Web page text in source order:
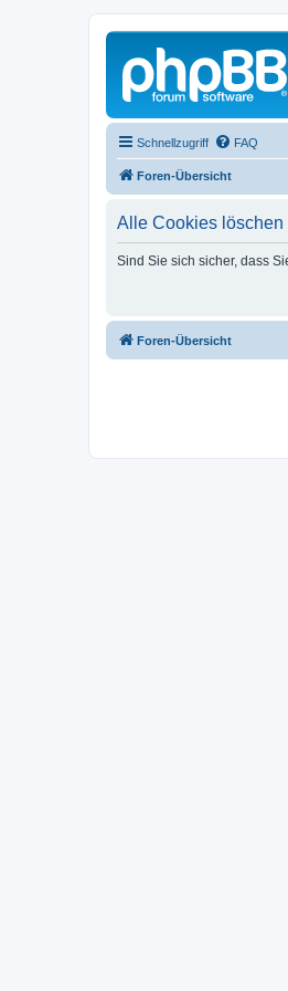
Schnellzugriff FAQ
Foren-Übersicht
Alle Cookies löschen
Sind Sie sich sicher, dass
Foren-Übersicht